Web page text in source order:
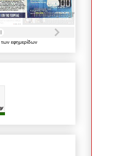
των εφημερίδων